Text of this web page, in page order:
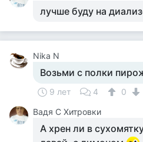
лучше буду на
Nika N
Возьми с полки
9 лет 4
0
Вадя С Хитровки
А хрен ли в